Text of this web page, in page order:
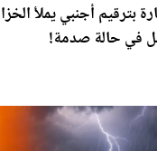
بترقيم أجنبي يملأ
في حالة صدمة!